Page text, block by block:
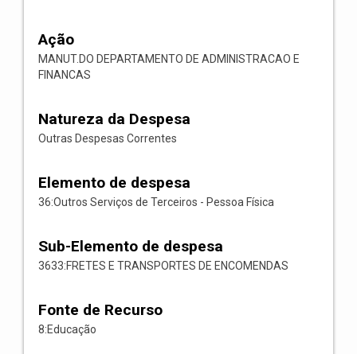
Ação
MANUT.DO DEPARTAMENTO DE ADMINISTRACAO E
FINANCAS
Natureza da Despesa
Outras Despesas Correntes
Elemento de despesa
36:Outros Serviços de Terceiros - Pessoa Física
Sub-Elemento de despesa
3633:FRETES E TRANSPORTES DE ENCOMENDAS
Fonte de Recurso
8:Educação